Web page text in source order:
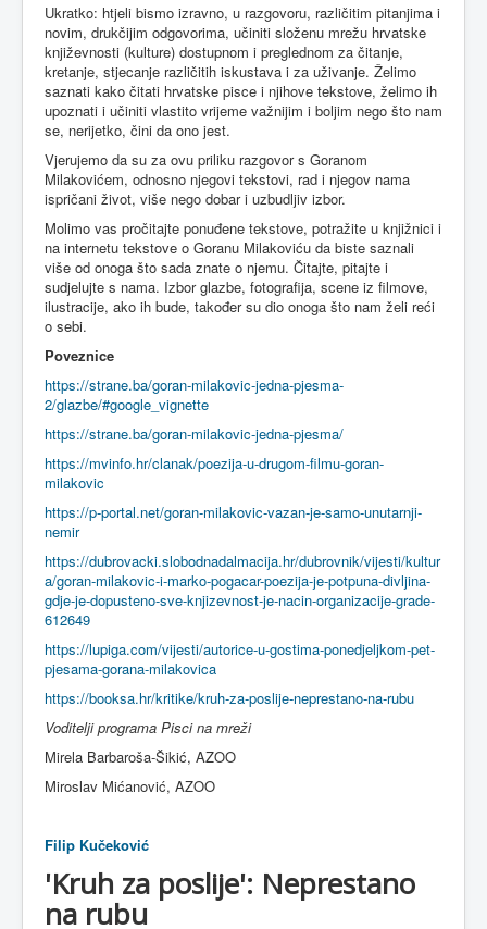
Ukratko: htjeli bismo izravno, u razgovoru, različitim pitanjima i
novim, drukčijim odgovorima, učiniti složenu mrežu hrvatske
književnosti (kulture) dostupnom i preglednom za čitanje,
kretanje, stjecanje različitih iskustava i za uživanje. Želimo
saznati kako čitati hrvatske pisce i njihove tekstove, želimo ih
upoznati i učiniti vlastito vrijeme važnijim i boljim nego što nam
se, nerijetko, čini da ono jest.
Vjerujemo da su za ovu priliku razgovor s Goranom
Milakovićem, odnosno njegovi tekstovi, rad i njegov nama
ispričani život, više nego dobar i uzbudljiv izbor.
Molimo vas pročitajte ponuđene tekstove, potražite u knjižnici i
na internetu tekstove o Goranu Milakoviću da biste saznali
više od onoga što sada znate o njemu. Čitajte, pitajte i
sudjelujte s nama. Izbor glazbe, fotografija, scene iz filmove,
ilustracije, ako ih bude, također su dio onoga što nam želi reći
o sebi.
Poveznice
https://strane.ba/goran-milakovic-jedna-pjesma-
2/glazbe/#google_vignette
https://strane.ba/goran-milakovic-jedna-pjesma/
https://mvinfo.hr/clanak/poezija-u-drugom-filmu-goran-
milakovic
https://p-portal.net/goran-milakovic-vazan-je-samo-unutarnji-
nemir
https://dubrovacki.slobodnadalmacija.hr/dubrovnik/vijesti/kultur
a/goran-milakovic-i-marko-pogacar-poezija-je-potpuna-divljina-
gdje-je-dopusteno-sve-knjizevnost-je-nacin-organizacije-grade-
612649
https://lupiga.com/vijesti/autorice-u-gostima-ponedjeljkom-pet-
pjesama-gorana-milakovica
https://booksa.hr/kritike/kruh-za-poslije-neprestano-na-rubu
Voditelji programa Pisci na mreži
Mirela Barbaroša-Šikić, AZOO
Miroslav Mićanović, AZOO
Filip Kučeković
'Kruh za poslije': Neprestano
na rubu